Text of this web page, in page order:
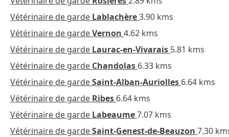
Vétérinaire de garde Lablachère3.90 kms
Vétérinaire de gardeVernon 4.62 kms
Vétérinaire de garde Laurac-en-Vivarais 5.81 kms
Vétérinaire de garde Chandolas 6.33 kms
Vétérinaire de gardeSaint-Alban-Auriolles 6.64 kms
Vétérinaire de garde Ribes 6.64 kms
Vétérinaire de garde Labeaume7.07 kms
Vétérinaire de gardeSaint-Genest-de-Beauzon 7.30